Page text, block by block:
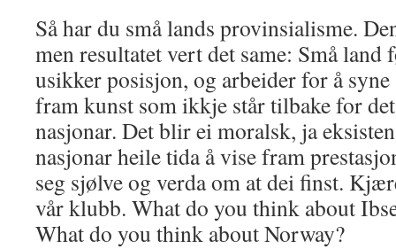
Så har du små lands provinsialisme.
men resultatet vert det same: Små
usikker posisjon, og arbeider for å
fram kunst som ikkje står tilbake for
nasjonar. Det blir ei moralsk, ja
nasjonar heile tida å vise fram
seg sjølve og verda om at dei finst.
vår klubb. What do you think about
What do you think about Norway?